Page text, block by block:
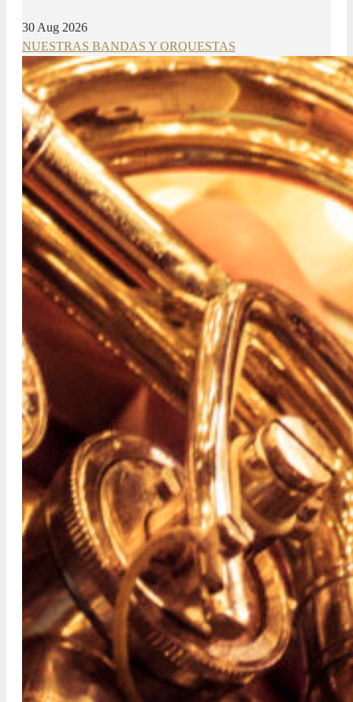
30 Aug 2026
NUESTRAS BANDAS Y ORQUESTAS